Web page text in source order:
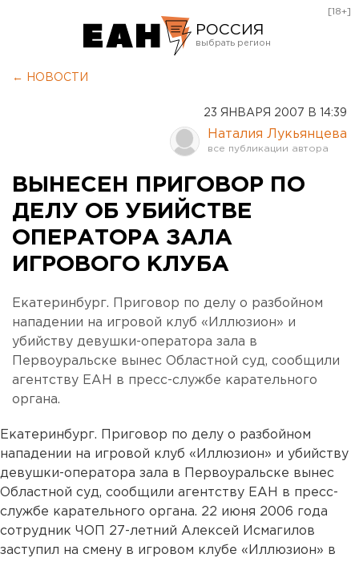
РОССИЯ
Оренбург
[18+]
← НОВОСТИ
23 ЯНВАРЯ 2007 В 14:39
Наталия Лукьянцева
ВЫНЕСЕН ПРИГОВОР ПО
ДЕЛУ ОБ УБИЙСТВЕ
ОПЕРАТОРА ЗАЛА
ИГРОВОГО КЛУБА
Екатеринбург. Приговор по делу о разбойном
нападении на игровой клуб «Иллюзион» и
убийству девушки-оператора зала в
Первоуральске вынес Областной суд, сообщили
агентству ЕАН в пресс-службе карательного
органа.
Екатеринбург. Приговор по делу о разбойном
нападении на игровой клуб «Иллюзион» и убийству
девушки-оператора зала в Первоуральске вынес
Областной суд, сообщили агентству ЕАН в пресс-
службе карательного органа. 22 июня 2006 года
сотрудник ЧОП 27-летний Алексей Исмагилов
заступил на смену в игровом клубе «Иллюзион» в